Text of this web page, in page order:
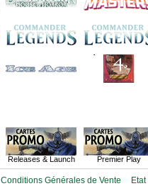
Releases & Launch Premier Play
Conditions Générales de Vente